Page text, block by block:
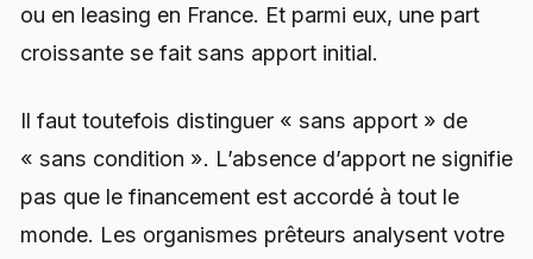
ou en leasing en France. Et parmi eux, une part
croissante se fait sans apport initial.
Il faut toutefois distinguer « sans apport » de
« sans condition ». L’absence d’apport ne signifie
pas que le financement est accordé à tout le
monde. Les organismes prêteurs analysent votre